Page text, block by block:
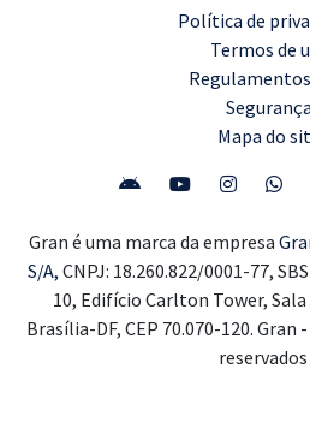
Política de
Termos de
Regulamentos
Segurança
Mapa do
Gran é uma marca da empresa
S/A, CNPJ: 18.260.822/0001-77,
10, Edifício Carlton Tower, Sala
Brasília-DF, CEP 70.070-120.
reservados